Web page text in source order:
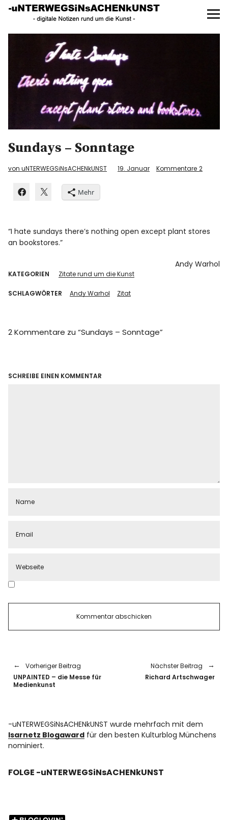
UNTERWEGS IN SACHEN
KUNST
AKTUELLE AUSSTELLUNGEN
KUNSTSPAZIERGÄNGE
UNSER BUCH
f P
Sundays – Sonntage
von uNTERWEGSiNsACHENkUNST 19. Januar Kommentare 2
Mehr
“I hate sundays there’s nothing open except plant stores
an bookstores.”
Andy Warhol
KATEGORIEN Zitate rund um die Kunst
SCHLAGWÖRTER Andy Warhol Zitat
2 Kommentare zu “Sundays – Sonntage”
SCHREIBE EINEN KOMMENTAR
Vorheriger Beitrag
UNPAINTED – die Messe für
Medienkunst
Nächster Beitrag
Richard Artschwager
-uNTERWEGSiNsACHENkUNST wurde mehrfach mit dem
Isarnetz Blogaward für den besten Kulturblog Münchens
nominiert.
FOLGE -uNTERWEGSiNsACHENkUNST